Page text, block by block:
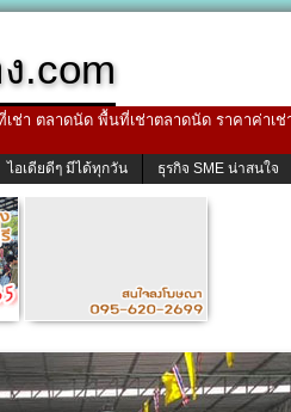
.com
า ตลาดนัด พื้นที่เช่าตลาดนัด ราคาค่า
ไอเดียดีๆ มีได้ทุกวัน ธุรกิจ SME น่าสนใจ